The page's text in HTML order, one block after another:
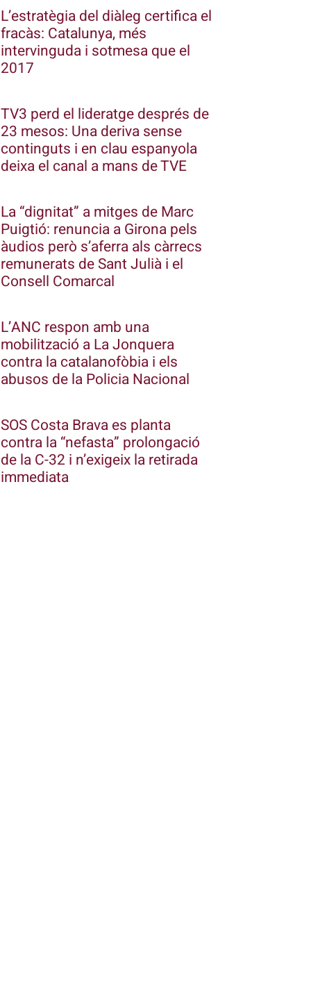
L’estratègia del diàleg certifica el
fracàs: Catalunya, més
intervinguda i sotmesa que el
2017
TV3 perd el lideratge després de
23 mesos: Una deriva sense
continguts i en clau espanyola
deixa el canal a mans de TVE
La “dignitat” a mitges de Marc
Puigtió: renuncia a Girona pels
àudios però s’aferra als càrrecs
remunerats de Sant Julià i el
Consell Comarcal
L’ANC respon amb una
mobilització a La Jonquera
contra la catalanofòbia i els
abusos de la Policia Nacional
SOS Costa Brava es planta
contra la “nefasta” prolongació
de la C-32 i n’exigeix la retirada
immediata